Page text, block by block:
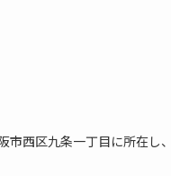
西区九条一丁目に所在し、